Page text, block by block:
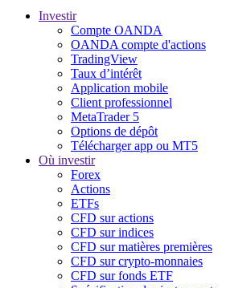
Investir
Compte OANDA
OANDA compte d'actions
TradingView
Taux d’intérêt
Application mobile
Client professionnel
MetaTrader 5
Options de dépôt
Télécharger app ou MT5
Où investir
Forex
Actions
ETFs
CFD sur actions
CFD sur indices
CFD sur matières premières
CFD sur crypto-monnaies
CFD sur fonds ETF